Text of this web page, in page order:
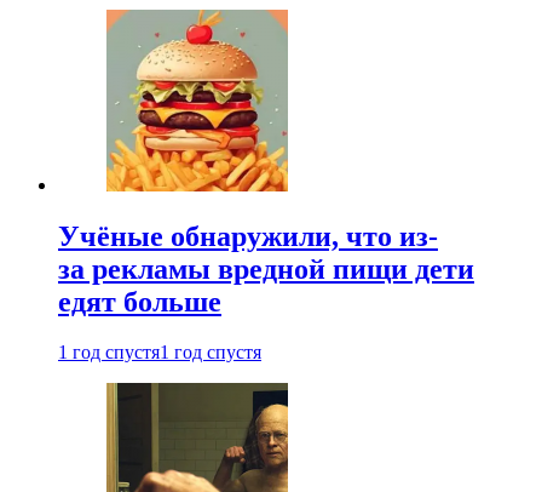
Учёные обнаружили, что из-
за рекламы вредной пищи дети
едят больше
1 год спустя1 год спустя